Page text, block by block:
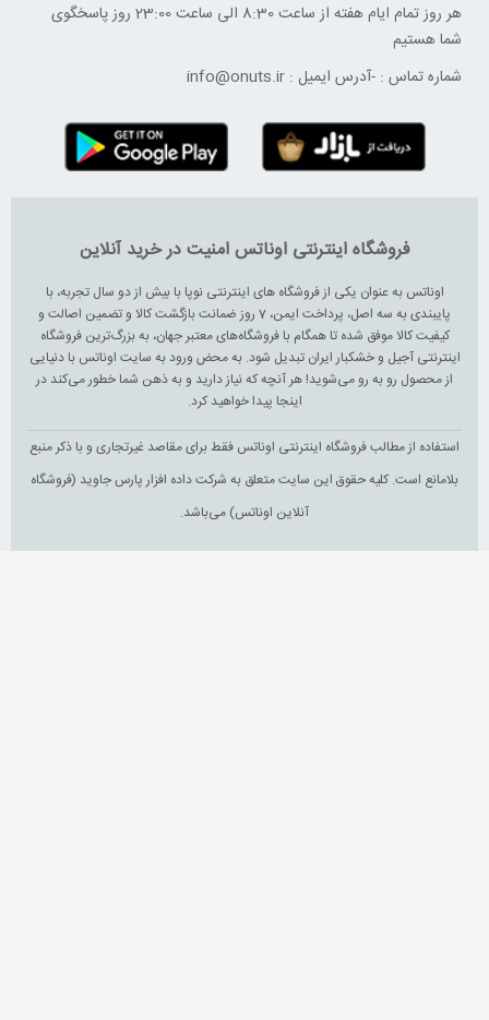
هر روز تمام ایام هفته از ساعت 8:30 الی ساعت 23:00 ‌روز پاسخگوی
شما هستیم
شماره تماس : -آدرس ایمیل : info@onuts.ir
فروشگاه اینترنتی اوناتس امنیت در خرید آنلاین
اوناتس به عنوان یکی از فروشگاه های اینترنتی نوپا با بیش از دو سال تجربه، با
پایبندی به سه اصل، پرداخت ایمن، 7 روز ضمانت بازگشت کالا و تضمین اصالت و
کیفیت کالا موفق شده تا همگام با فروشگاه‌های معتبر جهان، به بزرگ‌ترین فروشگاه
اینترنتی آجیل و خشکبار ایران تبدیل شود. به محض ورود به سایت اوناتس با دنیایی
از محصول رو به رو می‌شوید! هر آنچه که نیاز دارید و به ذهن شما خطور می‌کند در
اینجا پیدا خواهید کرد.
استفاده از مطالب فروشگاه اینترنتی اوناتس فقط برای مقاصد غیرتجاری و با ذکر منبع
بلامانع است. کلیه حقوق این سایت متعلق به شرکت داده افزار پارس جاوید (فروشگاه
آنلاین اوناتس) می‌باشد.